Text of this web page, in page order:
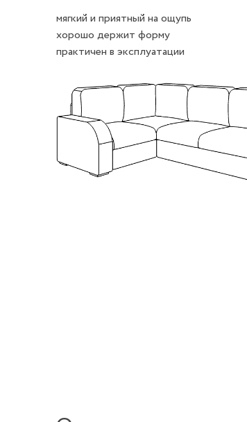
мягкий и приятный на ощупь
хорошо держит форму
практичен в эксплуатации